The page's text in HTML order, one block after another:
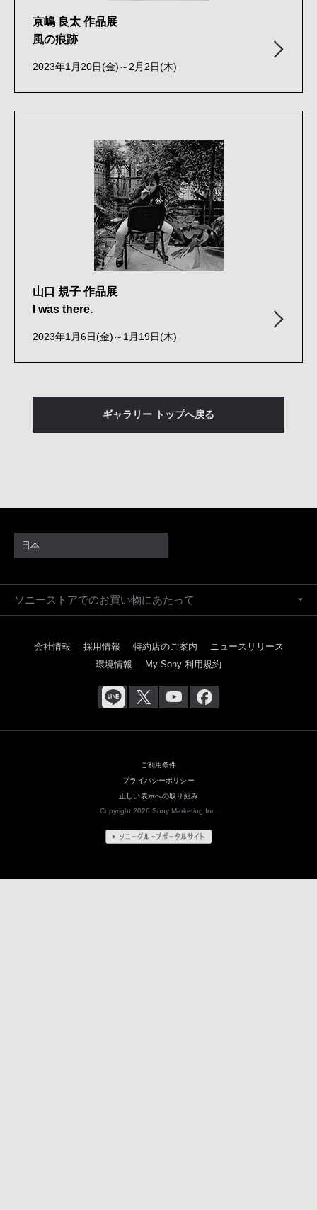
京嶋 良太 作品展
風の痕跡
2023年1月20日(金)～2月2日(木)
山口 規子 作品展
I was there.
2023年1月6日(金)～1月19日(木)
ギャラリー トップへ戻る
日本
ソニーストアでのお買い物にあたって
会社情報 採用情報 特約店のご案内
ニュースリリース
環境情報
My Sony 利用規約
ご利用条件
プライバシーポリシー
正しい表示への取り組み
Copyright 2026 Sony Marketing Inc.